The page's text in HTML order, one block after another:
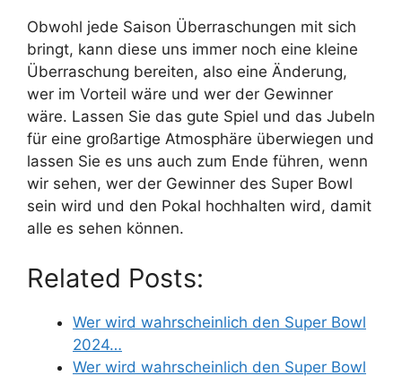
Obwohl jede Saison Überraschungen mit sich
bringt, kann diese uns immer noch eine kleine
Überraschung bereiten, also eine Änderung,
wer im Vorteil wäre und wer der Gewinner
wäre. Lassen Sie das gute Spiel und das Jubeln
für eine großartige Atmosphäre überwiegen und
lassen Sie es uns auch zum Ende führen, wenn
wir sehen, wer der Gewinner des Super Bowl
sein wird und den Pokal hochhalten wird, damit
alle es sehen können.
Related Posts:
Wer wird wahrscheinlich den Super Bowl
2024…
Wer wird wahrscheinlich den Super Bowl